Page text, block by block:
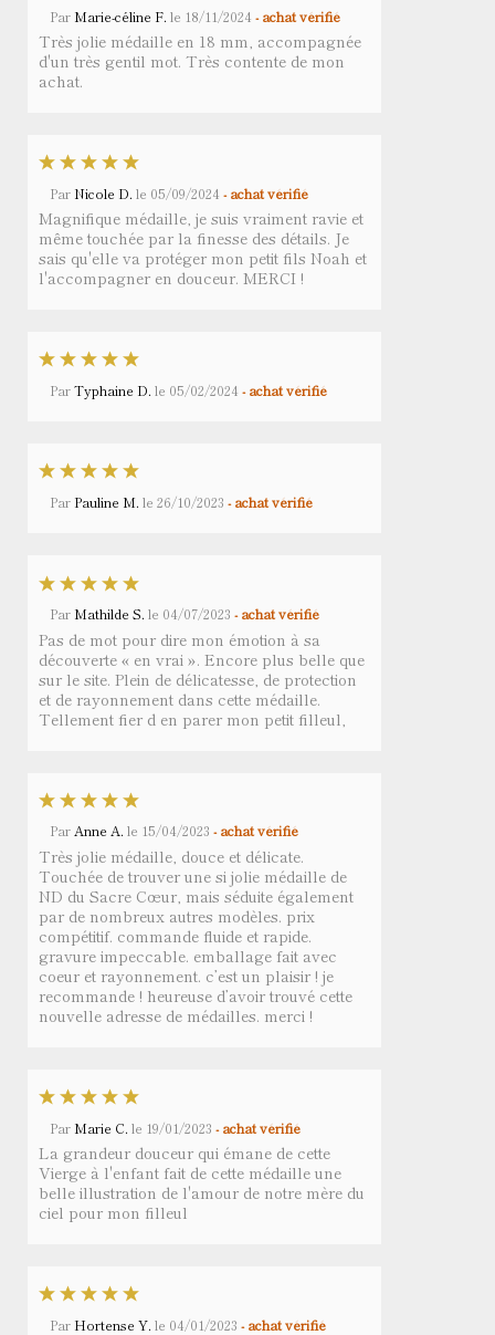
Par Marie-céline F. le 18/11/2024 - achat vérifié
Très jolie médaille en 18 mm, accompagnée
d'un très gentil mot. Très contente de mon
achat.
Par Nicole D. le 05/09/2024 - achat vérifié
Magnifique médaille, je suis vraiment ravie et
même touchée par la finesse des détails. Je
sais qu'elle va protéger mon petit fils Noah et
l'accompagner en douceur. MERCI !
ParTyphaine D. le 05/02/2024 - achat vérifié
Par Pauline M. le 26/10/2023 - achat vérifié
Par Mathilde S. le 04/07/2023 - achat vérifié
Pas de mot pour dire mon émotion à sa
découverte « en vrai ». Encore plus belle que
sur le site. Plein de délicatesse, de protection
et de rayonnement dans cette médaille.
Tellement fier d en parer mon petit filleul,
ParAnne A. le 15/04/2023 - achat vérifié
Très jolie médaille, douce et délicate.
Touchée de trouver une si jolie médaille de
ND du Sacre Cœur, mais séduite également
par de nombreux autres modèles. prix
compétitif. commande fluide et rapide.
gravure impeccable. emballage fait avec
coeur et rayonnement. c’est un plaisir ! je
recommande ! heureuse d’avoir trouvé cette
nouvelle adresse de médailles. merci !
Par Marie C. le 19/01/2023 - achat vérifié
La grandeur douceur qui émane de cette
Vierge à l'enfant fait de cette médaille une
belle illustration de l'amour de notre mère du
ciel pour mon filleul
Par Hortense Y. le 04/01/2023 - achat vérifié